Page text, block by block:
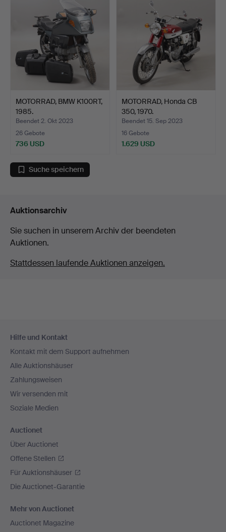
MOTORRAD, BMW K100RT,
1985.
Beendet 2. Okt 2023
26 Gebote
736 USD
MOTORRAD, Honda CB
350, 1970.
Beendet 15. Sep 2023
16 Gebote
1.629 USD
Suche speichern
Auktionsarchiv
Sie suchen in unserem Archiv der beendeten
Auktionen.
Stattdessen laufende Auktionen anzeigen.
Navigation
Hilfe und Kontakt
Kontakt mit dem Support aufnehmen
Alle Auktionshäuser
Zahlungsweisen
Wir versenden mit
Soziale Medien
Auctionet
Über Auctionet
Offene Stellen
Für Auktionshäuser
Die Auctionet-Garantie
Mehr von Auctionet
Auctionet Magazine